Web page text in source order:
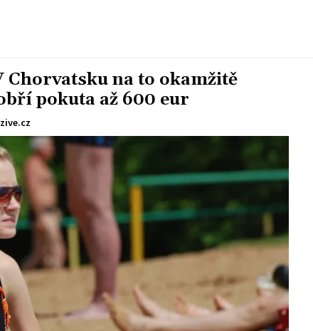
Chorvatsku na to okamžitě
pokuta až 600 eur